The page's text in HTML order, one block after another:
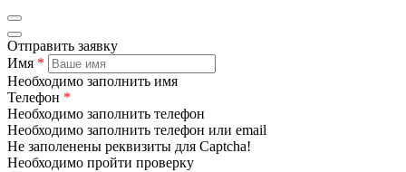
Отправить заявку
Имя *
Необходимо заполнить имя
Телефон *
Необходимо заполнить телефон
Необходимо заполнить телефон или email
Не заполенены реквизиты для Captcha!
Необходимо пройти проверку